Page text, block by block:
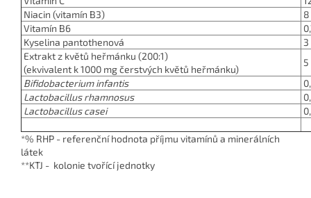
Niacin (vitamín B3)
Vitamín B6
Kyselina pantothenová
Extrakt z květů heřmánku (200:1)
(ekvivalent k 1000 mg čerstvých květů heřmánku)
Bifidobacterium infantis
Lactobacillus rhamnosus
Lactobacillus casei
*% RHP - referenční hodnota příjmu vitamínů a minerálních
látek
**KTJ - kolonie tvořící jednotky